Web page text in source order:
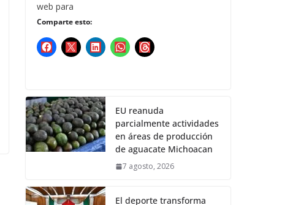
web para
Comparte esto:
EU reanuda
parcialmente actividades
en áreas de producción
de aguacate Michoacan
7 agosto, 2026
El deporte transforma